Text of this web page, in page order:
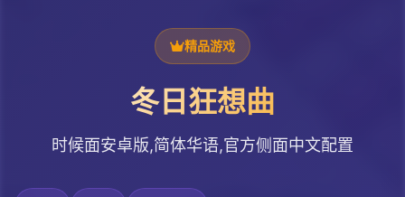
精品游戏
冬日狂想曲
时候面安卓版,简体华语,官方侧面中文配置